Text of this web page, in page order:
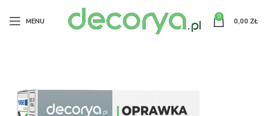
MENU
0
0,00 ZŁ